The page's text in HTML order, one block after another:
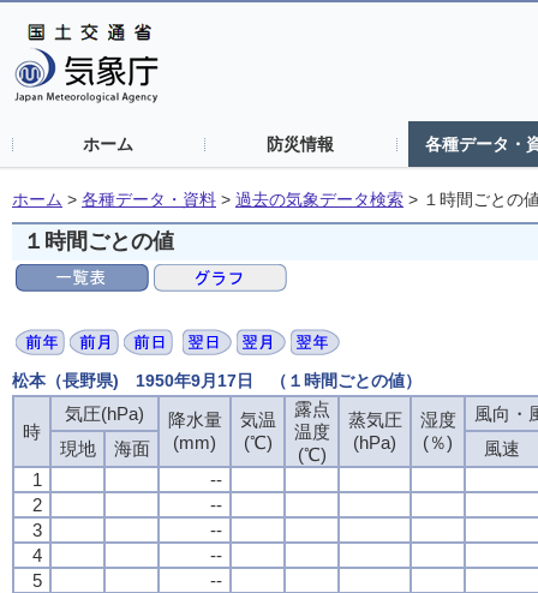
ホーム 防災情報 各種データ・
ホーム > 各種データ・資料 > 過去の気象データ検索 > １時間ごとの
１時間ごとの値
松本（長野県) 1950年9月17日 （１時間ごとの値）
時
気圧(hPa)
降水量
(mm)
気温
(℃)
露点
温度
(℃)
蒸気圧
(hPa)
湿度
(％)
風向・
現地
海面
風速
1
--
2
--
3
--
4
--
5
--